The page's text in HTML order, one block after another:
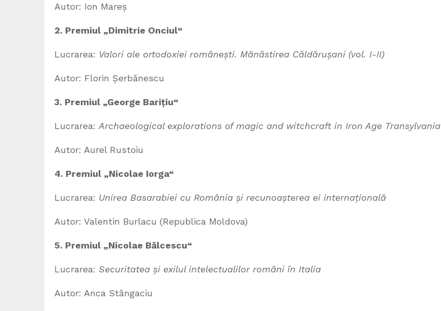
Autor: Ion Mareș
2. Premiul „Dimitrie Onciul“
Lucrarea: Valori ale ortodoxiei românești. Mănăstirea Căldărușani (vol. I-II)
Autor: Florin Șerbănescu
3. Premiul „George Barițiu“
Lucrarea: Archaeological explorations of magic and witchcraft in Iron Age Transylvania
Autor: Aurel Rustoiu
4. Premiul „Nicolae Iorga“
Lucrarea: Unirea Basarabiei cu România și recunoașterea ei internațională
Autor: Valentin Burlacu (Republica Moldova)
5. Premiul „Nicolae Bălcescu“
Lucrarea: Securitatea și exilul intelectualilor români în Italia
Autor: Anca Stângaciu